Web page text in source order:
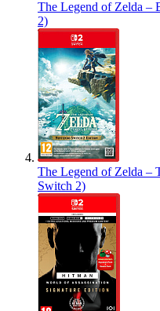
The Legend of Zelda –
2)
The Legend of Zelda –
Switch 2)